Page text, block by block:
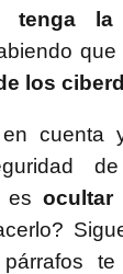
tenga la
los
en cuenta
es ocultar
te